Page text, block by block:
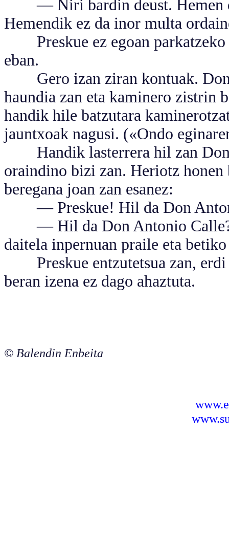
— Niri bardin deust. Hemen
Hemendik ez da inor multa
Preskue ez egoan parkatzeko
eban.
Gero izan ziran kontuak. Don
haundia zan eta kaminero zistrin
handik hile batzutara
jauntxoak nagusi. («Ondo
Handik lasterrera hil zan Don
oraindino bizi zan. Heriotz
beregana joan zan esanez:
— Preskue! Hil da Don
— Hil da Don Antonio Calle?
daitela inpernuan praile eta
Preskue entzutetsua zan, erdi
beran izena ez dago ahaztuta.
© Balendin Enbeita